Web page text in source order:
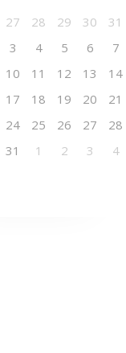
27 28 29 30 31
3
4 5 6 7
10
11 12 13 14
17
18 19 20 21
24
25 26 27 28
31
1 2 3 4